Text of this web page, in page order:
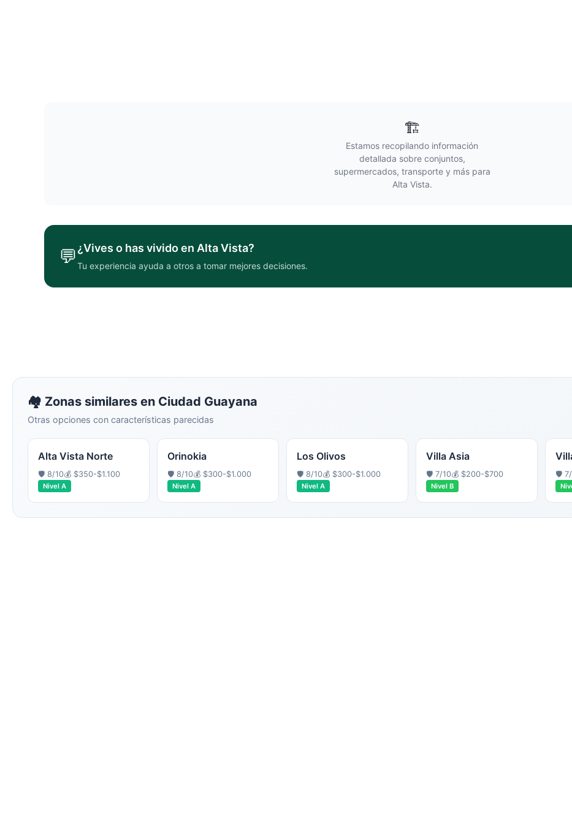
🏗️
Estamos recopilando información
detallada sobre conjuntos,
supermercados, transporte y más para
Alta Vista.
💬¿Vives o has vivido en Alta Vista?
Tu experiencia ayuda a otros a tomar mejores decisiones.
🏘️ Zonas similares en Ciudad Guayana
Otras opciones con características parecidas
Alta Vista Norte
🛡️ 8/10💰 $350-$1.100
Nivel A
Orinokia
🛡️ 8/10💰 $300-$1.000
Nivel A
Los Olivos
🛡️ 8/10💰 $300-$1.000
Nivel A
Villa Asia
🛡️ 7/10💰 $200-$700
Nivel B
🛡️ 7